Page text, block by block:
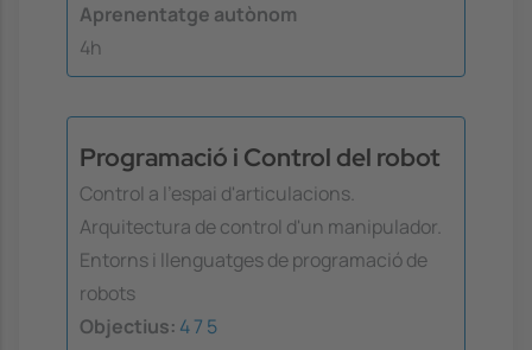
Aprenentatge autònom
4h
Programació i Control del robot
Control a l'espai d'articulacions.
Arquitectura de control d'un manipulador.
Entorns i llenguatges de programació de
robots
Objectius: 47 5